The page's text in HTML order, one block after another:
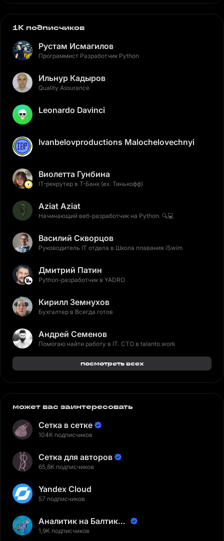
1K подписчиков
Рустам Исмагилов
Программист Разработчик Python
Ильнур Кадыров
Quality Assurance
Leonardo Davinci
Ivanbelovproductions Malochelovechnyi
Виолетта Гунбина
IT-рекрутер в Т-Банк (ex. Тинькофф)
Aziat Aziat
Начинающий веб-разработчик на Python. 🔍💻
Василий Скворцов
Руководитель IT отдела в Школа плавания iSwim
Дмитрий Патин
Python-разработчик в YADRO
Кирилл Земнухов
Бухгалтер в Всегда готов
Андрей Семенов
Помогаю найти работу в IT. CTO в talanto.work
посмотреть всех
может вас заинтересовать
Сетка в сетке
104K подписчиков
Сетка для авторов
65,8K подписчиков
Yandex Cloud
57 подписчиков
Аналитик на Балтике |
Неверов Станислав
1,9K подписчиков